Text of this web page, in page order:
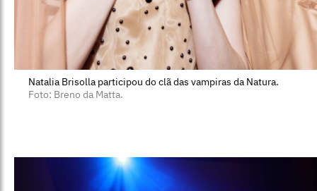
Natalia Brisolla participou do clã das vampiras da Natura.
Foto: Breno da Matta.